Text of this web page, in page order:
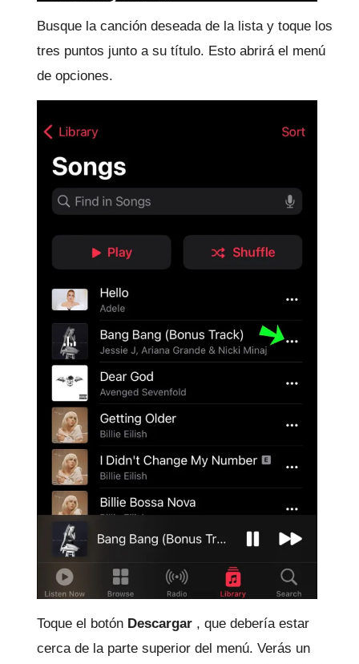
Busque la canción deseada de la lista y toque los
tres puntos junto a su título. Esto abrirá el menú
de opciones.
Toque el botón Descargar , que debería estar
cerca de la parte superior del menú. Verás un